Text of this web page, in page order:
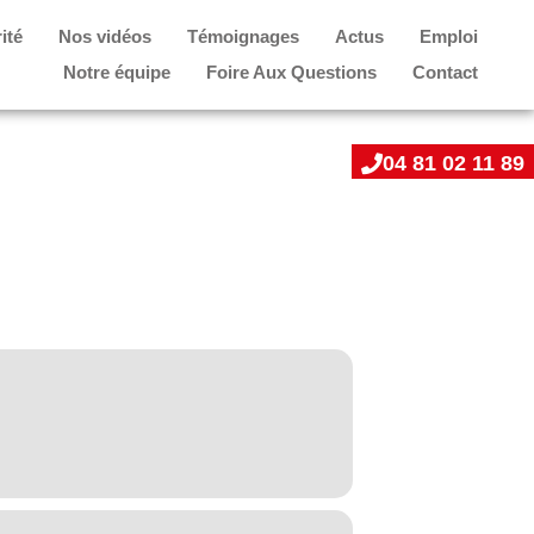
Nos vidéos Témoignages Actus
Emploi
Notre équipe
Foire Aux Questions Contact
04 81 02 11 89